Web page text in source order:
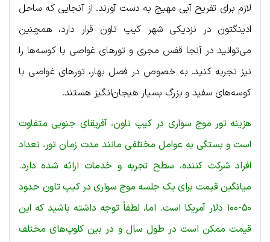
لازم برای تفریح آبی مهیج به دست آورند. از آنجایی که ساحل
ادینگتون در نزدیکی شهر کیپ تاون قرار دارد، همچنین
می‌توانید در آنجا قفس مجری و تورهای غواصی با کوسه‌ها را
نیز تجربه کنید. به خصوص در فصل بهار، تورهای غواصی با
کوسه‌های سفید و بزرگ بسیار هیجان‌انگیز هستند.
هزینه تور موج سواری در کیپ تاون، آفریقای جنوبی متفاوت
است و بستگی به عوامل مختلفی مانند مدت زمان تور، تعداد
افراد شرکت کننده، سطح تجربه و خدمات ارائه شده دارد.
میانگین قیمت برای یک جلسه موج سواری در کیپ تاون حدود
۵۰-۱۰۰ دلار آمریکا است. اما، لطفاً توجه داشته باشید که این
قیمت ممکن است در طول سال و در بین کلوپ‌های مختلف